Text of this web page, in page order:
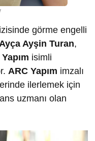
görme engelli
Ayşin Turan,
isimli
ARC Yapım imzalı
ilerlemek için
uzmanı olan